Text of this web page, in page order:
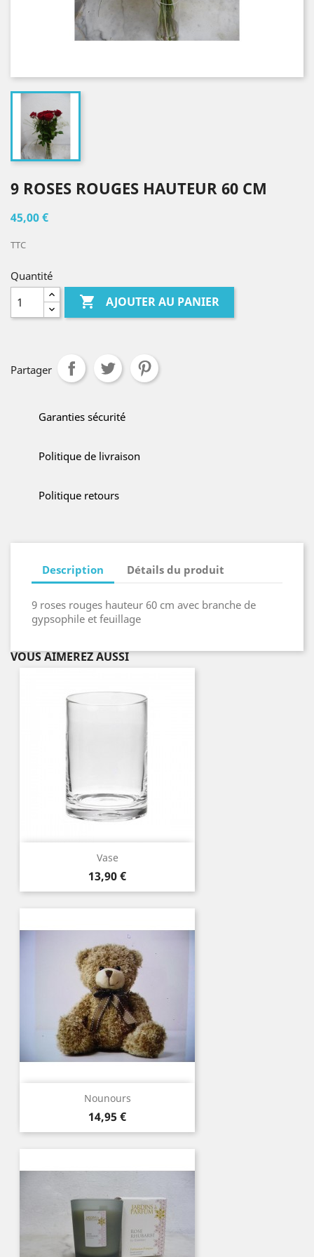
9 ROSES ROUGES HAUTEUR 60 CM
45,00 €
TTC
Quantité
 AJOUTER AU PANIER
Partager
Garanties sécurité
Politique de livraison
Politique retours
Description Détails du produit
9 roses rouges hauteur 60 cm avec branche de
gypsophile et feuillage
VOUS AIMEREZ AUSSI
Vase
Prix
13,90 €
Nounours
Prix
14,95 €